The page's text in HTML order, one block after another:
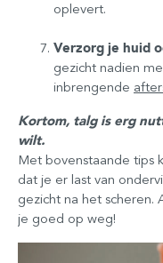
oplevert.
Verzorg je huid
gezicht nadien
inbrengende
Kortom, talg is erg
wilt.
Met bovenstaande tips
dat je er last van
gezicht na het scheren.
je goed op weg!